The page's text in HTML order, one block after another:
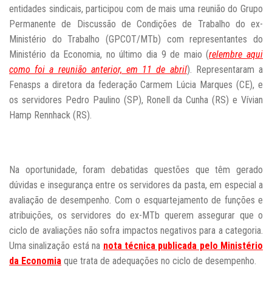
entidades sindicais, participou com de mais uma reunião do Grupo
Permanente de Discussão de Condições de Trabalho do ex-
Ministério do Trabalho (GPCOT/MTb) com representantes do
Ministério da Economia, no último dia 9 de maio (relembre aqui
como foi a reunião anterior, em 11 de abril). Representaram a
Fenasps a diretora da federação Carmem Lúcia Marques (CE), e
os servidores Pedro Paulino (SP), Ronell da Cunha (RS) e Vívian
Hamp Rennhack (RS).
Na oportunidade, foram debatidas questões que têm gerado
dúvidas e insegurança entre os servidores da pasta, em especial a
avaliação de desempenho. Com o esquartejamento de funções e
atribuições, os servidores do ex-MTb querem assegurar que o
ciclo de avaliações não sofra impactos negativos para a categoria.
Uma sinalização está na nota técnica publicada pelo Ministério
da Economia que trata de adequações no ciclo de desempenho.